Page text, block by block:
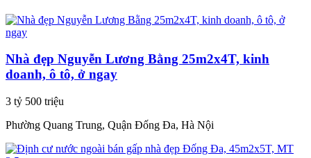
Nhà đẹp Nguyễn Lương Bằng 25m2x4T, kinh
doanh, ô tô, ở ngay
3 tỷ 500 triệu
Phường Quang Trung, Quận Đống Đa, Hà Nội